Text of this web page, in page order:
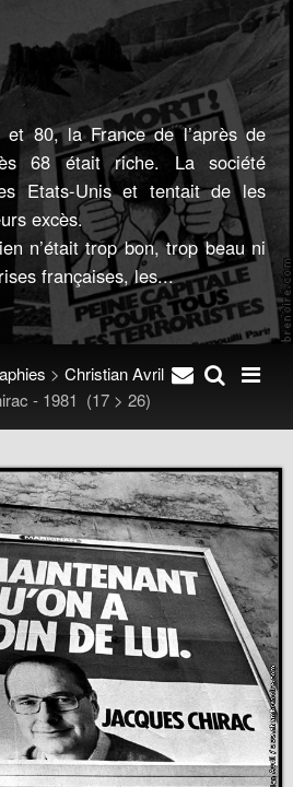
80, la France de l’après de
68 était riche. La société
Etats-Unis et tentait de les
excès.
n’était trop bon, trop beau ni
françaises, les...
> Christian Avril
- 1981 (17 > 26)